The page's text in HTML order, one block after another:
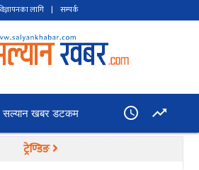
लागि | सम्पर्क
सल्यान खबर डटकम access_time trending_up
ट्रेण्डिङ